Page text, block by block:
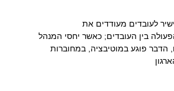
לעובדים מעודדים את
בין העובדים; כאשר יחסי המנהל
הדבר פוגע במוטיבציה, במחוברות